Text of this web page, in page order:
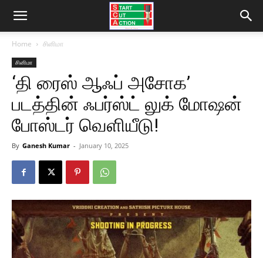
Home சினிமா
சினிமா
‘தி ரைஸ் ஆஃப் அசோக’
படத்தின் ஃபர்ஸ்ட் லுக் மோஷன்
போஸ்டர் வெளியீடு!
By Ganesh Kumar - January 10, 2025